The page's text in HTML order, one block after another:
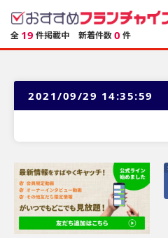
全 19 件掲載中 新着件数0 件
2021/09/29 14:35:59